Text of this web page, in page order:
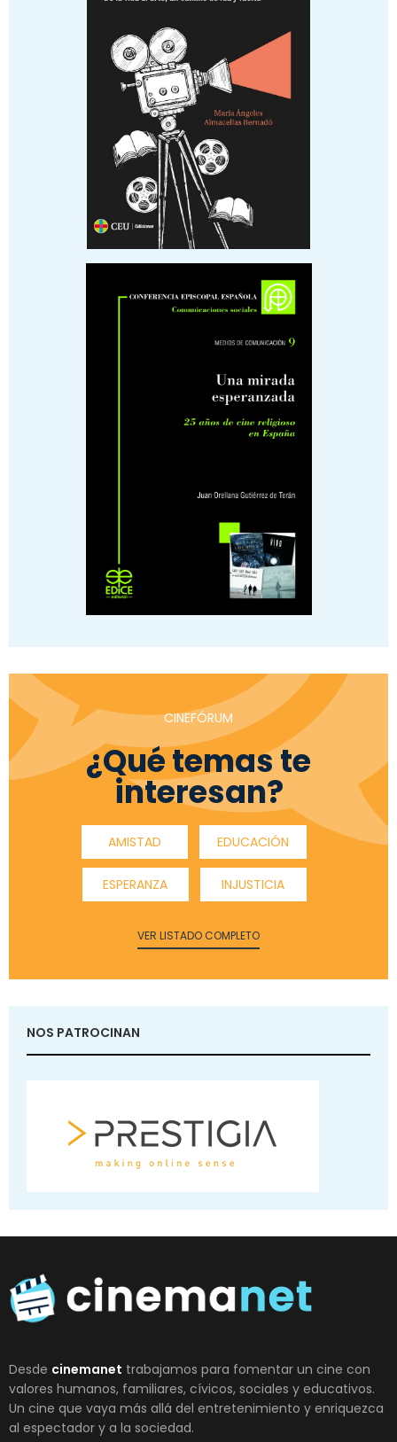
CINEFÓRUM
¿Qué temas te
interesan?
AMISTAD EDUCACIÓN
ESPERANZA INJUSTICIA
VER LISTADO COMPLETO
NOS PATROCINAN
Desde cinemanet trabajamos para fomentar un cine con
valores humanos, familiares, cívicos, sociales y educativos.
Un cine que vaya más allá del entretenimiento y enriquezca
al espectador y a la sociedad.